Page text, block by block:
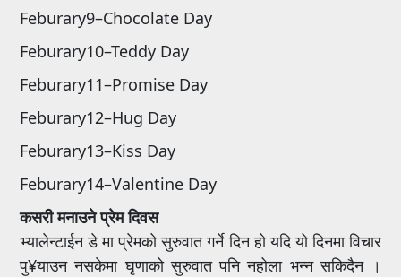
Feburary9–Chocolate Day
Feburary10–Teddy Day
Feburary11–Promise Day
Feburary12–Hug Day
Feburary13–Kiss Day
Feburary14–Valentine Day
कसरी मनाउने प्रेम दिवस
भ्यालेन्टाईन डे मा प्रेमको सुरुवात गर्ने दिन हो यदि यो दिनमा विचार
पु¥याउन नसकेमा घृणाको सुरुवात पनि नहोला भन्न सकिदैन ।